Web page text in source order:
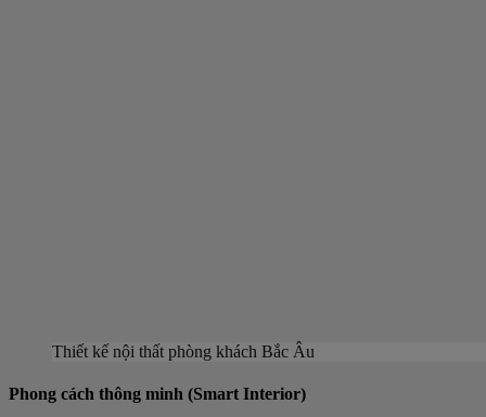
Thiết kế nội thất phòng khách Bắc Âu
Phong cách thông minh (Smart Interior)